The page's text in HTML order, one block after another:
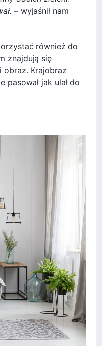
– wyjaśnił nam
również do
znajdują się
obraz. Krajobraz
jak ulał do